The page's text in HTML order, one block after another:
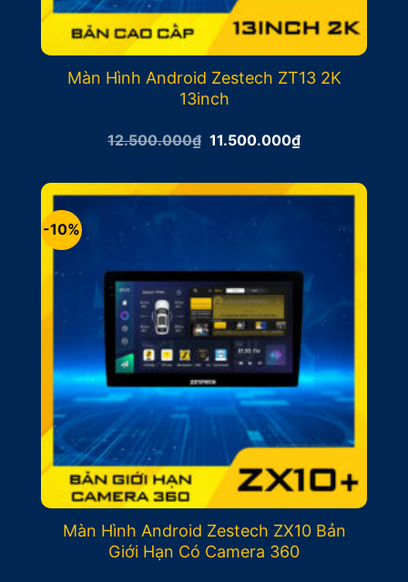
Màn Hình Android Zestech ZT13 2K
13inch
12.500.000₫ Giá
12.500.000₫.
11.500.000₫Giá
hiện
là:
11.500.000₫.
-10%
Màn Hình Android Zestech ZX10 Bản
Giới Hạn Có Camera 360